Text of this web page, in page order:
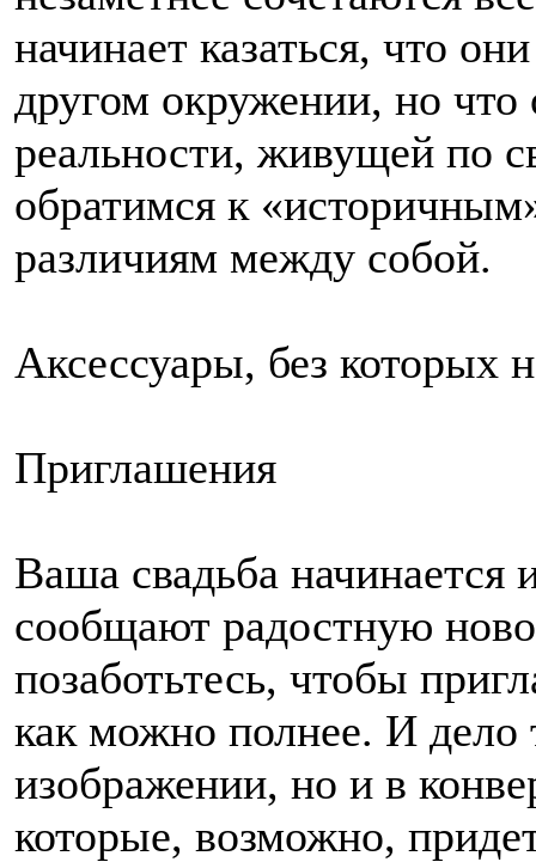
начинает казаться, что
другом окружении, но
реальности, живущей по
обратимся к
различиям между собой.
Аксессуары, без которых
Приглашения
Ваша свадьба
сообщают радостную
позаботьтесь, чтобы
как можно полнее. И дело
изображении, но и в
которые, возможно,